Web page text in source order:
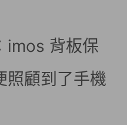
imos 背板保
照顧到了手機